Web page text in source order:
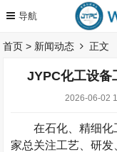
首页 > 新闻动态 正文
JYPC化工设备
2026-06-02
在石化、精细
家总关注工艺、研